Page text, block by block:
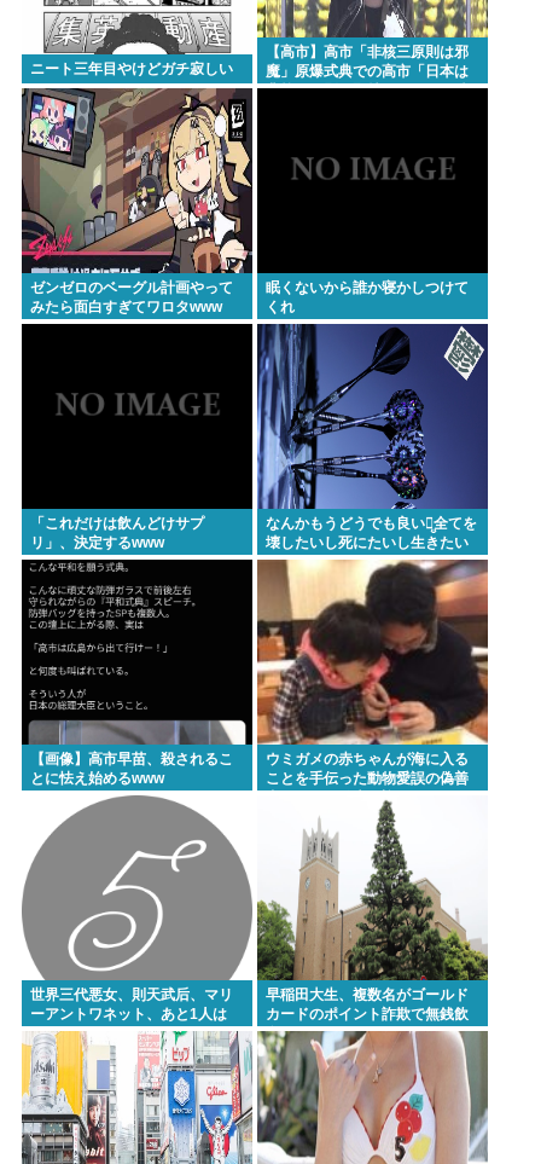
Powered by livedoor 相互RSS
ニート三年目やけどガチ寂しい
【高市】高市「非核三原則は邪
魔」原爆式典での高市「日本は
非核三原則を堅持しており、唯
ゼンゼロのベーグル計画やって
みたら面白すぎてワロタwww
眠くないから誰か寝かしつけて
くれ
「これだけは飲んどけサプ
リ」、決定するwww
なんかもうどうでも良いし̤̬全てを
壊したいし死にたいし生きたい
よな
【画像】高市早苗、殺されるこ
とに怯え始めるwww
ウミガメの赤ちゃんが海に入る
ことを手伝った動物愛誤の偽善
者、最悪の結末を迎える
世界三代悪女、則天武后、マリ
ーアントワネット、あと1人は
早稲田大生、複数名がゴールド
カードのポイント詐欺で無銭飲
食